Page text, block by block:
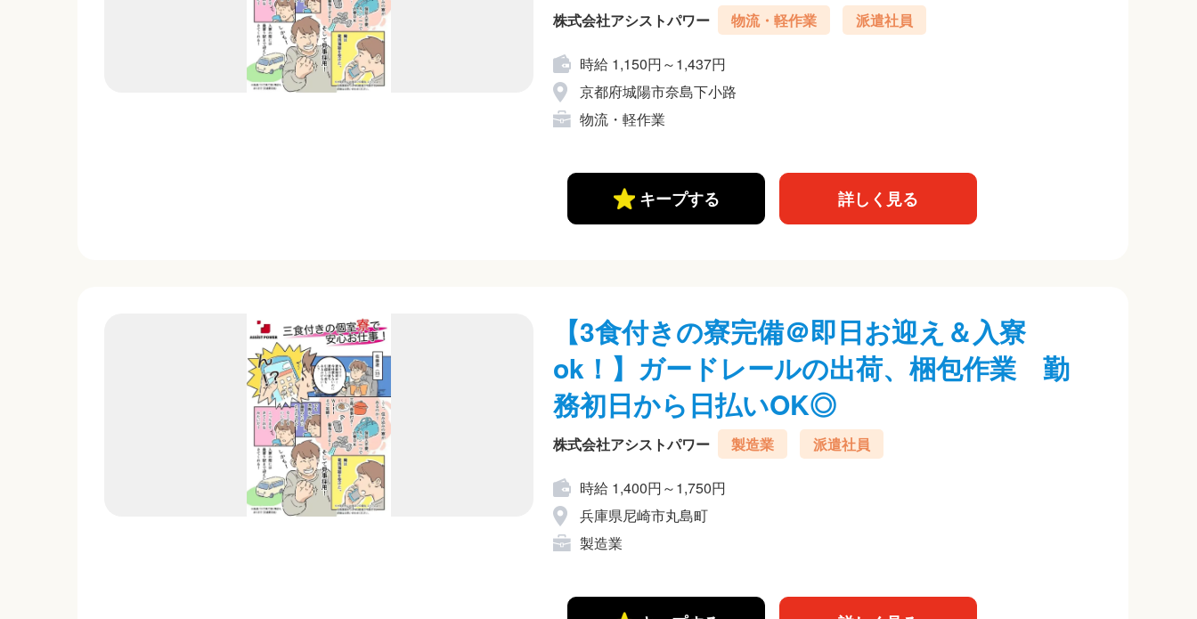
株式会社アシストパワー 物流・軽作業 派遣社員
時給 1,150円～1,437円
京都府城陽市奈島下小路
物流・軽作業
キープする 詳しく見る
【3食付きの寮完備＠即日お迎え＆入寮
ok！】ガードレールの出荷、梱包作業 勤
務初日から日払いOK◎
株式会社アシストパワー 製造業 派遣社員
時給 1,400円～1,750円
兵庫県尼崎市丸島町
製造業